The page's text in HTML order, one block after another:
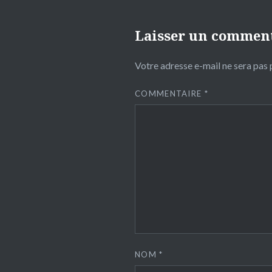
Laisser un
Votre adresse e-mail ne sera pas
COMMENTAIRE *
NOM*